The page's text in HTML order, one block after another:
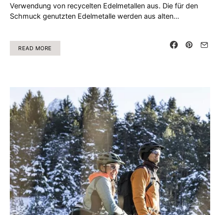
Verwendung von recycelten Edelmetallen aus. Die für den
Schmuck genutzten Edelmetalle werden aus alten…
READ MORE